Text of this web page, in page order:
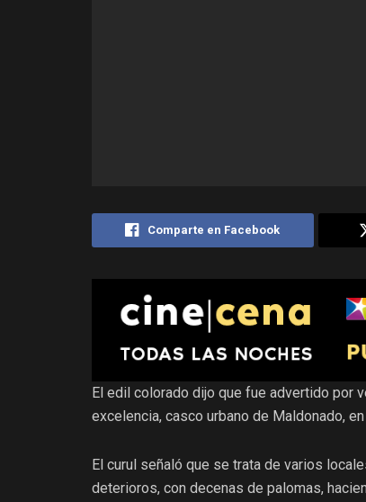
Comparte en Facebook
El edil colorado dijo que fue advertido por
excelencia, casco urbano de Maldonado,
El curul señaló que se trata de varios
deterioros, con decenas de palomas,